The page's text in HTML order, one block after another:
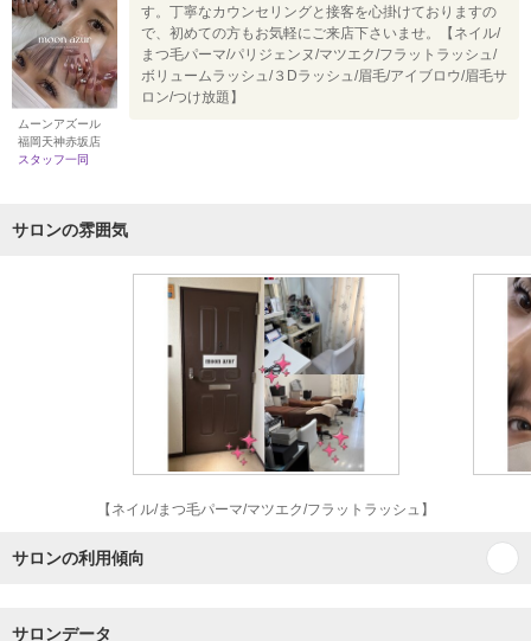
ムーンアズール
福岡天神赤坂店
スタッフ一同
す。丁寧なカウンセリングと接客を心掛けておりますの
で、初めての方もお気軽にご来店下さいませ。【ネイル/
まつ毛パーマ/パリジェンヌ/マツエク/フラットラッシュ/
ボリュームラッシュ/３Dラッシュ/眉毛/アイブロウ/眉毛サ
ロン/つけ放題】
サロンの雰囲気
【ネイル/まつ毛パーマ/マツエク/フラットラッシュ】
サロンの利用傾向
サロンデータ